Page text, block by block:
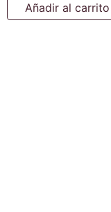
Añadir al carrito